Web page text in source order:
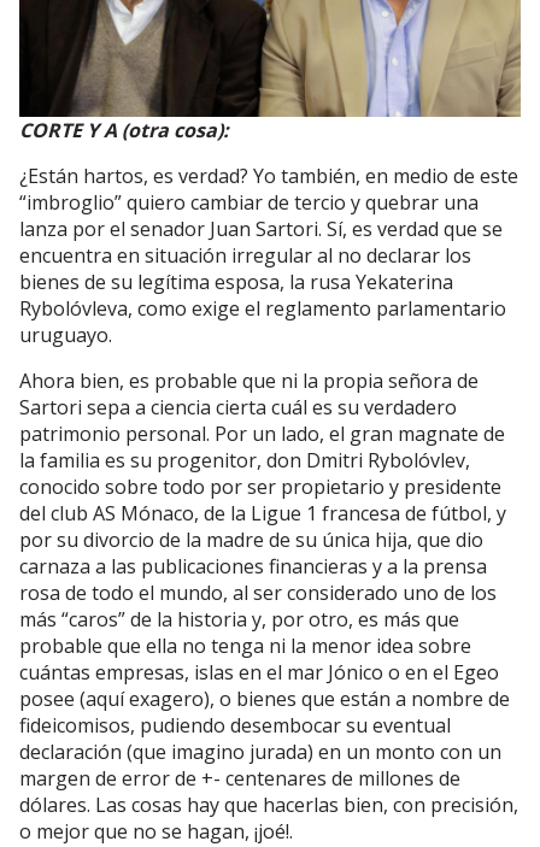
CORTE Y A (otra cosa):
¿Están hartos, es verdad? Yo también, en medio de este
“imbroglio” quiero cambiar de tercio y quebrar una
lanza por el senador Juan Sartori. Sí, es verdad que se
encuentra en situación irregular al no declarar los
bienes de su legítima esposa, la rusa Yekaterina
Rybolóvleva, como exige el reglamento parlamentario
uruguayo.
Ahora bien, es probable que ni la propia señora de
Sartori sepa a ciencia cierta cuál es su verdadero
patrimonio personal. Por un lado, el gran magnate de
la familia es su progenitor, don Dmitri Rybolóvlev,
conocido sobre todo por ser propietario y presidente
del club AS Mónaco, de la Ligue 1 francesa de fútbol, y
por su divorcio de la madre de su única hija, que dio
carnaza a las publicaciones financieras y a la prensa
rosa de todo el mundo, al ser considerado uno de los
más “caros” de la historia y, por otro, es más que
probable que ella no tenga ni la menor idea sobre
cuántas empresas, islas en el mar Jónico o en el Egeo
posee (aquí exagero), o bienes que están a nombre de
fideicomisos, pudiendo desembocar su eventual
declaración (que imagino jurada) en un monto con un
margen de error de +- centenares de millones de
dólares. Las cosas hay que hacerlas bien, con precisión,
o mejor que no se hagan, ¡joé!.